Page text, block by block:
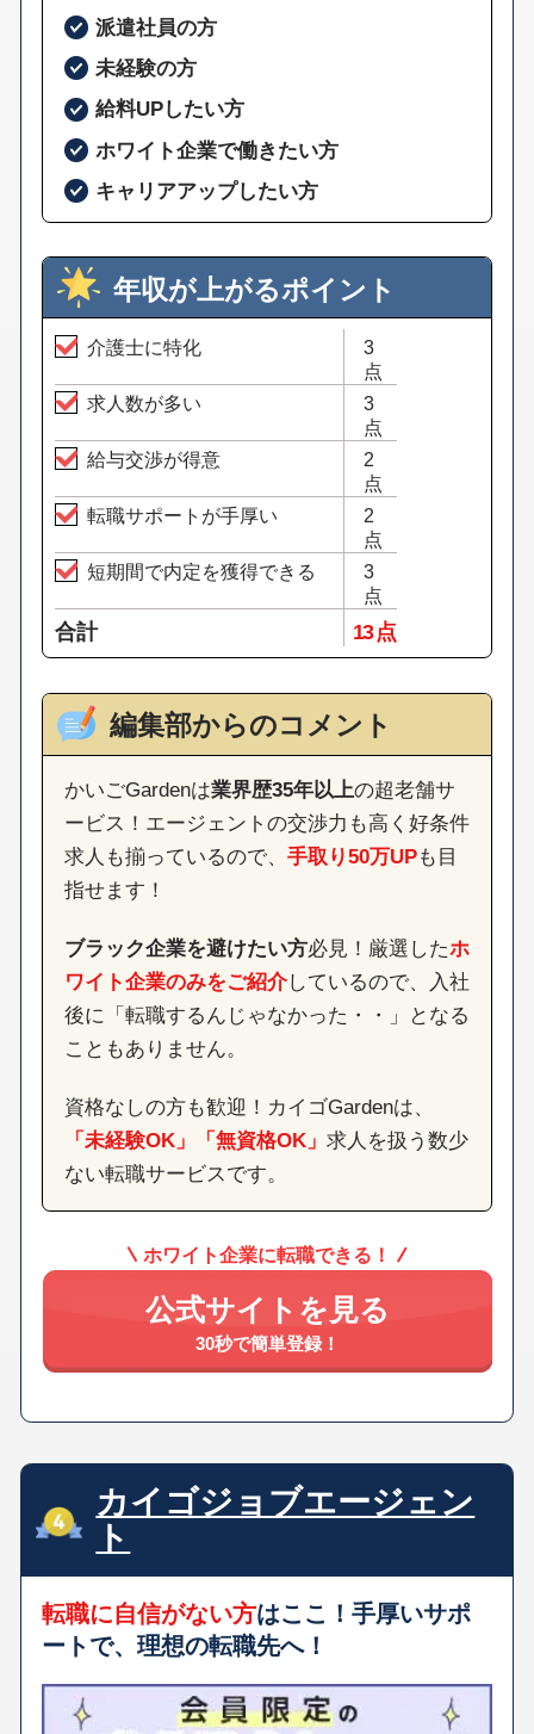
派遣社員の方
未経験の方
給料UPしたい方
ホワイト企業で働きたい方
キャリアアップしたい方
年収が上がるポイント
介護士に特化
3
点
求人数が多い
3
点
給与交渉が得意
2
点
転職サポートが手厚い
2
点
短期間で内定を獲得できる
3
点
合計 13 点
編集部からのコメント
かいごGardenは業界歴35年以上の超老舗サ
ービス！エージェントの交渉力も高く好条件
求人も揃っているので、 手取り50万UPも目
指せます！
ブラック企業を避けたい方必見！厳選したホ
ワイト企業のみをご紹介しているので、入社
後に「転職するんじゃなかった・・」となる
こともありません。
資格なしの方も歓迎！カイゴGardenは、
「未経験OK」「無資格OK」 求人を扱う数少
ない転職サービスです。
ホワイト企業に転職できる！
公式サイトを見る
30秒で簡単登録！
カイゴジョブエージェン
ト
転職に自信がない方はここ！手厚いサポ
ートで、理想の転職先へ！